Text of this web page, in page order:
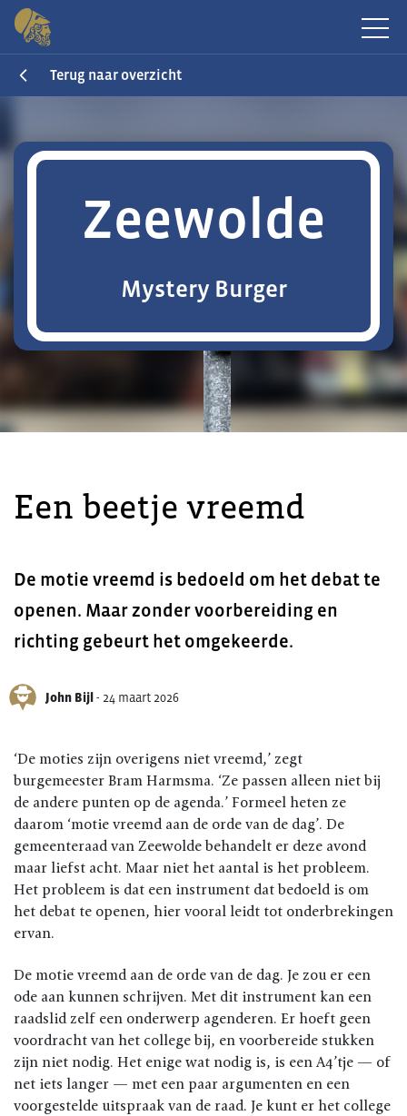
Terug naar overzicht
Zeewolde
Mystery Burger
Een beetje vreemd
De motie vreemd is bedoeld om het debat te
openen. Maar zonder voorbereiding en
richting gebeurt het omgekeerde.
John Bijl - 24 maart 2026
‘De moties zijn overigens niet vreemd,’ zegt
burgemeester Bram Harmsma. ‘Ze passen alleen niet bij
de andere punten op de agenda.’ Formeel heten ze
daarom ‘motie vreemd aan de orde van de dag’. De
gemeenteraad van Zeewolde behandelt er deze avond
maar liefst acht. Maar niet het aantal is het probleem.
Het probleem is dat een instrument dat bedoeld is om
het debat te openen, hier vooral leidt tot onderbrekingen
ervan.
De motie vreemd aan de orde van de dag. Je zou er een
ode aan kunnen schrijven. Met dit instrument kan een
raadslid zelf een onderwerp agenderen. Er hoeft geen
voordracht van het college bij, en voorbereide stukken
zijn niet nodig. Het enige wat nodig is, is een A4’tje — of
net iets langer — met een paar argumenten en een
voorgestelde uitspraak van de raad. Je kunt er het college